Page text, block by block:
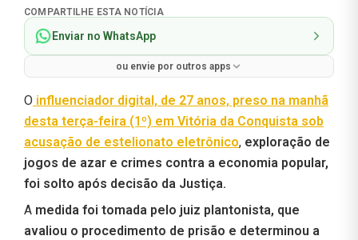
COMPARTILHE ESTA NOTÍCIA
Enviar no WhatsApp
ou envie por outros apps
O influenciador digital, de 27 anos, preso na manhã
desta terça-feira (1º) em Vitória da Conquista sob
acusação de estelionato eletrônico, exploração de
jogos de azar e crimes contra a economia popular,
foi solto após decisão da Justiça.
A medida foi tomada pelo juiz plantonista, que
avaliou o procedimento de prisão e determinou a